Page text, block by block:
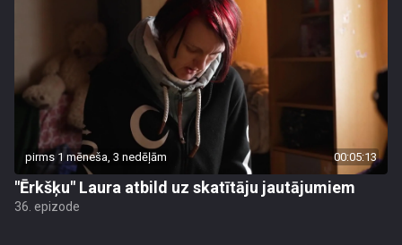
pirms 1 mēneša, 3 nedēļām 00:05:13
"Ērkšķu" Laura atbild uz skatītāju jautājumiem
36. epizode